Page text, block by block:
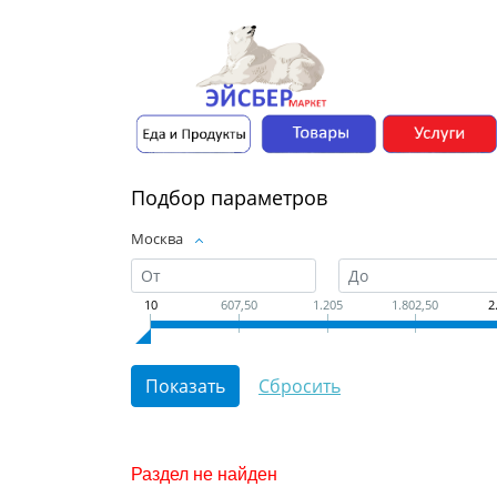
Подбор параметров
Москва
10 607,50 1.205 1.802,50
Раздел не найден